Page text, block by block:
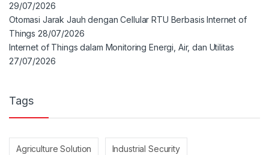
29/07/2026
Otomasi Jarak Jauh dengan Cellular RTU Berbasis Internet of
Things 28/07/2026
Internet of Things dalam Monitoring Energi, Air, dan Utilitas
27/07/2026
Tags
Agriculture Solution Industrial Security